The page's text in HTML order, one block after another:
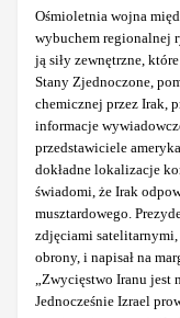
Ośmioletnia wojna
wybuchem regionalnej
ją siły zewnętrzne,
Stany Zjednoczone,
chemicznej przez Irak,
informacje
przedstawiciele
dokładne lokalizacje
świadomi, że Irak
musztardowego.
zdjęciami satelitarnymi,
obrony, i napisał na
„Zwycięstwo Iranu jest
Jednocześnie Izrael